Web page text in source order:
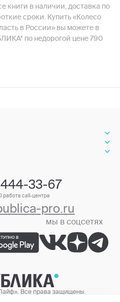
книги в наличии, доставка по
сроки. Купить «Колесо
в России» вы можете в
по недорогой цене 790
33-67
работа call-центра
pro.ru
мы в соцсетях
Все права защищены.